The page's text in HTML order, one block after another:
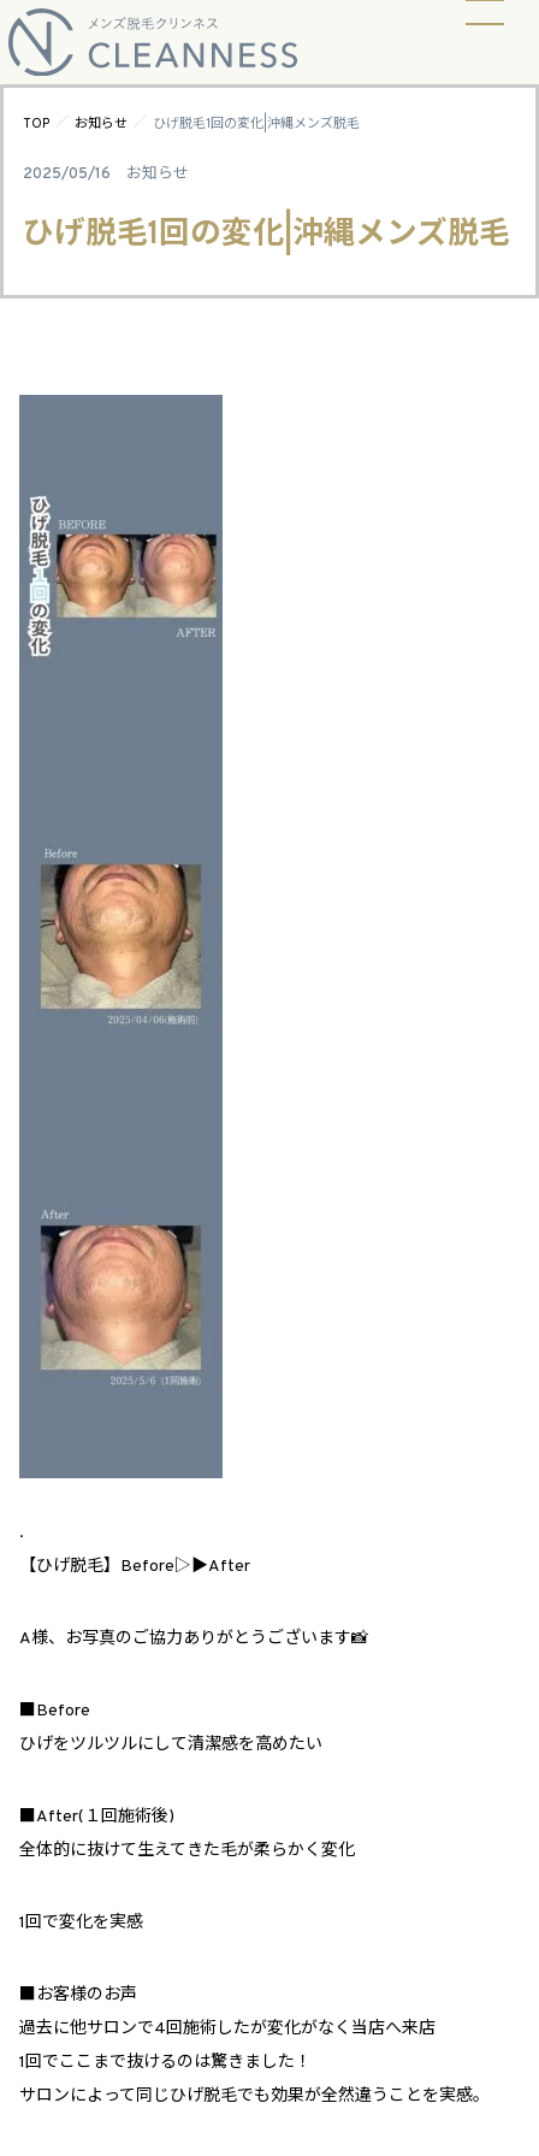
TOP ／ お知らせ ／ ひげ脱毛1回の変化|沖縄メンズ脱毛
2025/05/16 お知らせ
ひげ脱毛1回の変化|沖縄メンズ脱毛
.
【ひげ脱毛】Before▷▶After
A様、お写真のご協力ありがとうございます📸
■Before
ひげをツルツルにして清潔感を高めたい
■After(１回施術後)
全体的に抜けて生えてきた毛が柔らかく変化
1回で変化を実感
■お客様のお声
過去に他サロンで4回施術したが変化がなく当店へ来店
1回でここまで抜けるのは驚きました！
サロンによって同じひげ脱毛でも効果が全然違うことを実感。